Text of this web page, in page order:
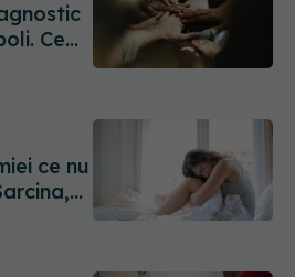
Ce
ce nu